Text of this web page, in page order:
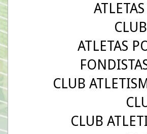
ATLETAS
CLUB
CLUB